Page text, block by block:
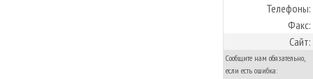
Телефоны:
Факс:
Сайт:
Сообщите нам обязательно,
если есть ошибка: